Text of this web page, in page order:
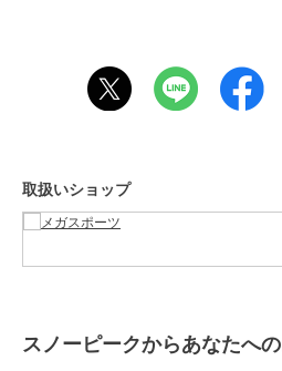
ブランド スノーピーク
ショップ メガスポーツ
商品のお取り扱い
取扱いショップ
スノーピークからあなたへ